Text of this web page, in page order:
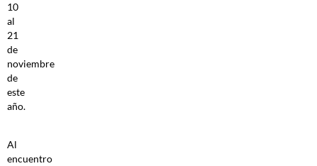
10
al
21
de
noviembre
de
este
año.
Al
encuentro